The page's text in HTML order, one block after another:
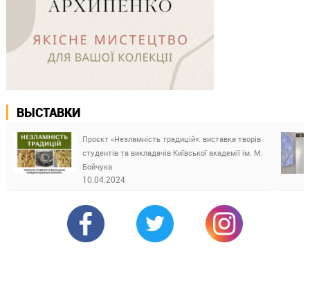
ВЫСТАВКИ
Проєкт «Незламність традицій»: виставка творів
студентів та викладачів Київської академії ім. М.
Бойчука
10.04.2024